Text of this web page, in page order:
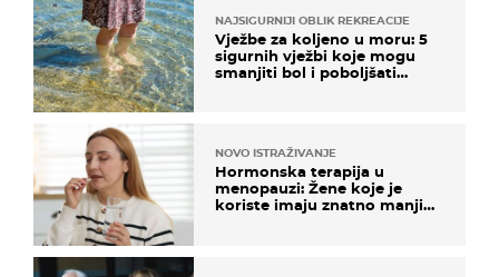
NAJSIGURNIJI OBLIK REKREACIJE
Vježbe za koljeno u moru: 5
sigurnih vježbi koje mogu
smanjiti bol i poboljšati
NOVO ISTRAŽIVANJE
Hormonska terapija u
menopauzi: Žene koje je
koriste imaju znatno manji